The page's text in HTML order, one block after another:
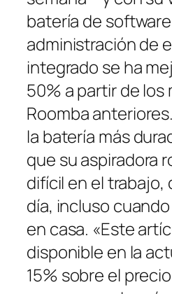
batería de
administración de
integrado se ha
50% a partir de los
Roomba
la batería más
que su aspiradora
difícil en el
día, incluso
en casa. «Este
disponible en la
15% sobre el